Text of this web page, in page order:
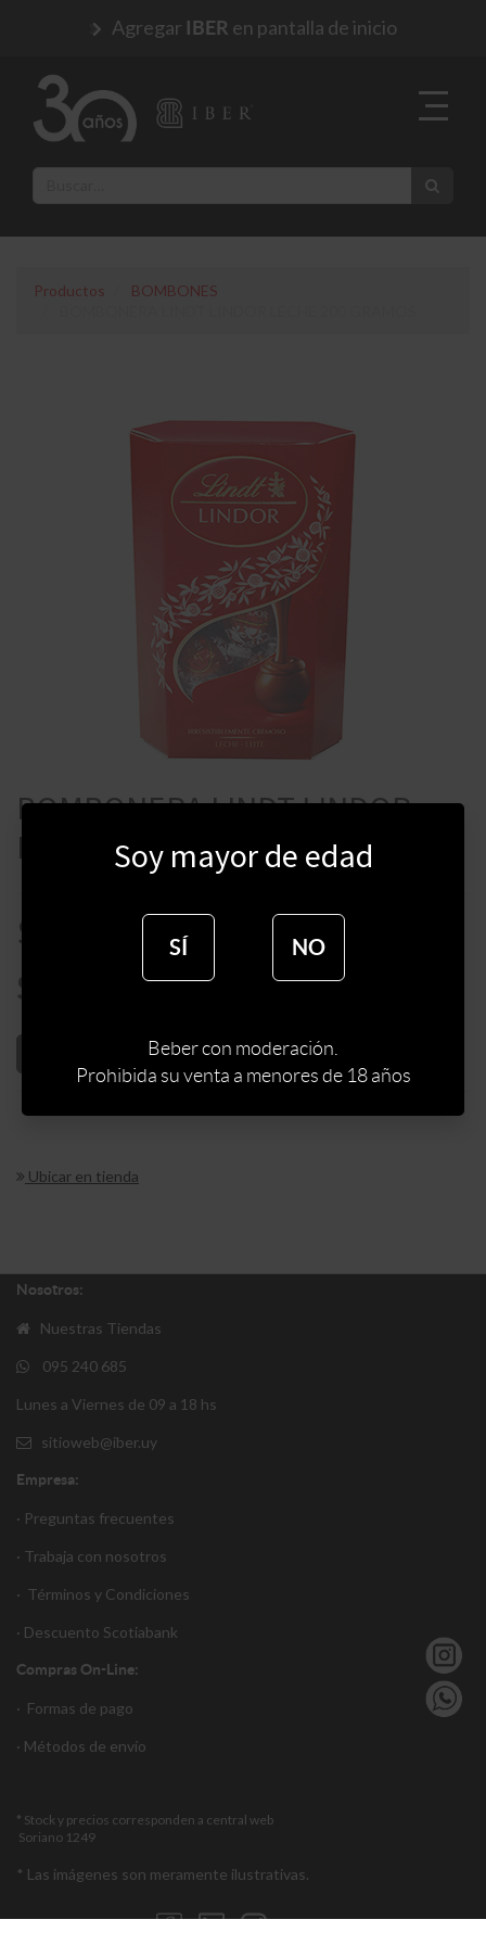
Agregar IBER en pantalla de inicio
Productos
BOMBONES
BOMBONERA LINDT LINDOR
LECHE 200 GRAMOS
$
$
AÑADIR AL CARRITO
Ubicar en tienda
Nosotros:
Nuestras Tiendas
095 240 685
Lunes a Viernes de 09 a 18 hs
sitioweb@iber.uy
Empresa:
· Preguntas frecuentes
· Trabaja con nosotros
· Términos y Condiciones
· Descuento Scotiabank
Compras On-Line:
· Formas de pago
· Métodos de envío
* Stock y precios corresponden a central web
Soriano 1249
* Las imágenes son meramente ilustrativas.
Encuéntranos en:
Soy mayor de edad
SÍ NO
Beber con moderación.
Prohibida su venta a menores de 18 años